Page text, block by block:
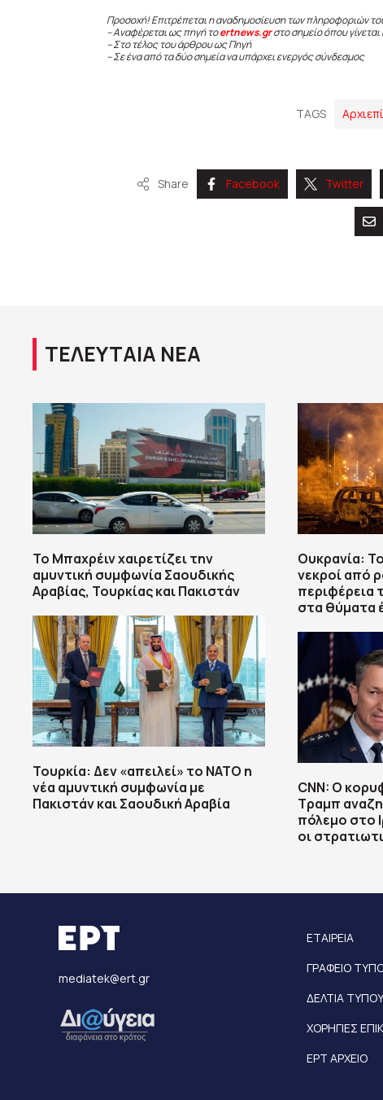
Προσοχή! Επιτρέπεται η αναδημοσίευση των πληροφοριών
– Αναφέρεται ως πηγή τοertnews.gr στο σημείο όπου
– Στο τέλος του άρθρου ως Πηγή
– Σε ένα από τα δύο σημεία να υπάρχει ενεργός σύνδεσμος
TAGS
Share Facebook Twitter
ΤΕΛΕΥΤΑΙΑ ΝΕΑ
Το Μπαχρέιν χαιρετίζει την
αμυντική συμφωνία Σαουδικής
Αραβίας, Τουρκίας και Πακιστάν
Τουρκία: Δεν «απειλεί» το ΝΑΤΟ η
νέα αμυντική συμφωνία με
Πακιστάν και Σαουδική Αραβία
Ουκρανία:
νεκροί από
περιφέρεια
στα θύματα
CNN: Ο
Τραμπ
πόλεμο στο
οι
mediatek@ert.gr
ΕΤΑΙΡΕΙΑ
ΓΡΑΦΕΙΟ
ΔΕΛΤΙΑ ΤΥΠΟΥ
ΧΟΡΗΓΙΕΣ
ΕΡΤ ΑΡΧΕΙΟ